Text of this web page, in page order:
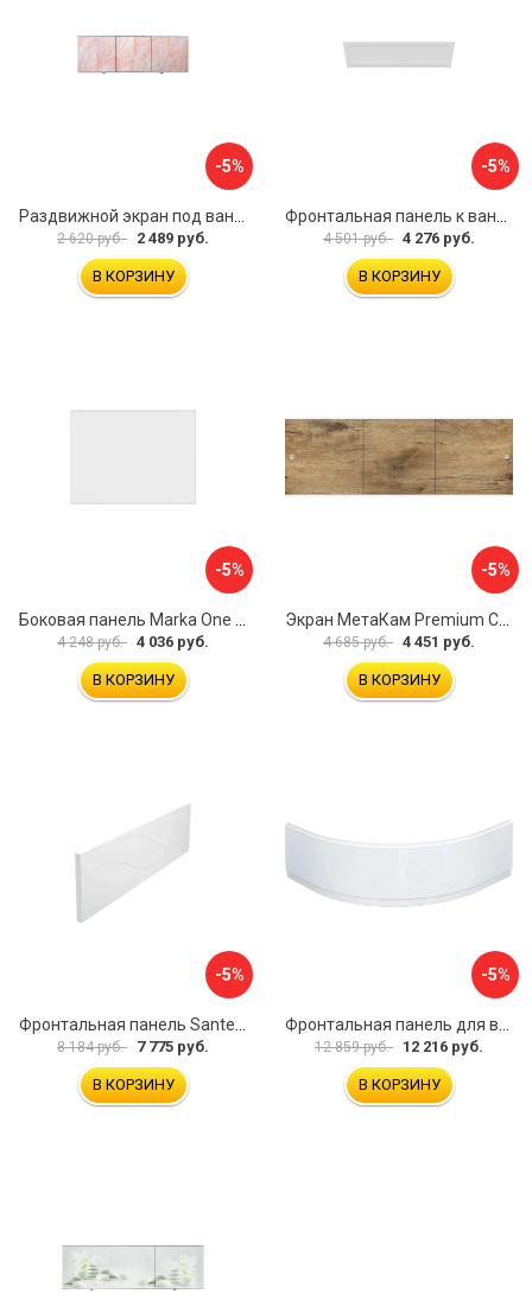
-5%
2 620 руб. 2 489 руб.
В КОРЗИНУ
-5%
4 501 руб. 4 276 руб.
В КОРЗИНУ
-5%
Боковая панель Marka One Flat 80 MG L 02бфл80мгл
4 248 руб. 4 036 руб.
В КОРЗИНУ
-5%
Экран МетаКам Premium Collection 4650208860133
4 685 руб. 4 451 руб.
В КОРЗИНУ
-5%
8 184 руб. 7 775 руб.
В КОРЗИНУ
-5%
12 859 руб. 12 216 руб.
В КОРЗИНУ